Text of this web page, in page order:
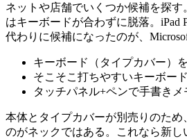
ネットや店舗でいくつか候補を探す
はキーボードが合わずに脱落。iPad
代わりに候補になったのが、
キーボード（タイプカバー）
そこそこ打ちやすいキーボード
タッチパネル+ペンで手書きメ
本体とタイプカバーが別売りのため
のがネックではある。これなら新し